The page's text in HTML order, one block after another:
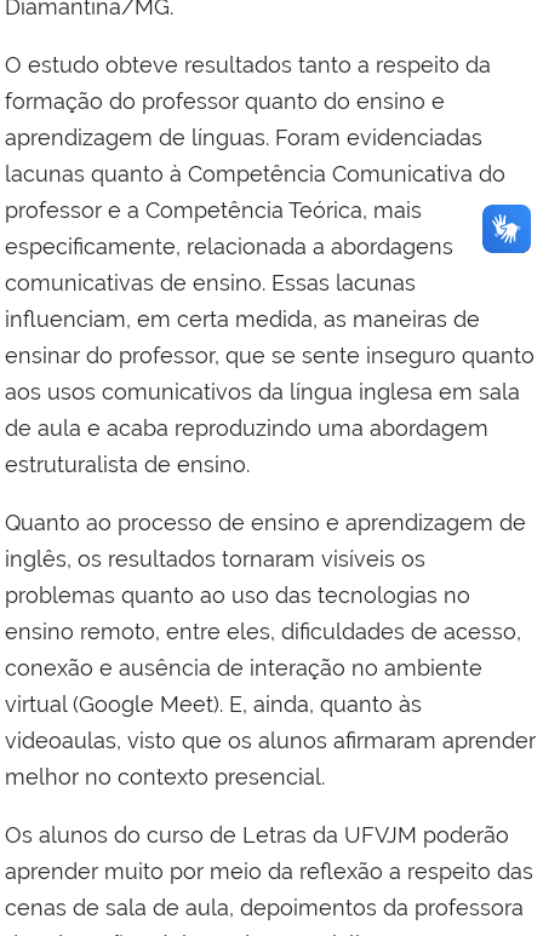
Diamantina/MG.
O estudo obteve resultados tanto a respeito da
formação do professor quanto do ensino e
aprendizagem de línguas. Foram evidenciadas
lacunas quanto à Competência Comunicativa do
professor e a Competência Teórica, mais
especificamente, relacionada a abordagens
comunicativas de ensino. Essas lacunas
influenciam, em certa medida, as maneiras de
ensinar do professor, que se sente inseguro quanto
aos usos comunicativos da língua inglesa em sala
de aula e acaba reproduzindo uma abordagem
estruturalista de ensino.
Quanto ao processo de ensino e aprendizagem de
inglês, os resultados tornaram visíveis os
problemas quanto ao uso das tecnologias no
ensino remoto, entre eles, dificuldades de acesso,
conexão e ausência de interação no ambiente
virtual (Google Meet). E, ainda, quanto às
videoaulas, visto que os alunos afirmaram aprender
melhor no contexto presencial.
Os alunos do curso de Letras da UFVJM poderão
aprender muito por meio da reflexão a respeito das
cenas de sala de aula, depoimentos da professora